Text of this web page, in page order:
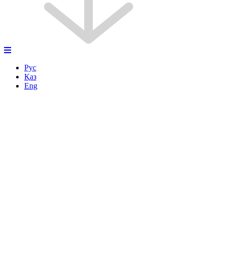
Рус
Қаз
Eng